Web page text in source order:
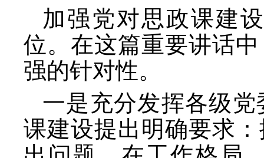
加强党对思政课建
位。在这篇重要讲话
强的针对性。
一是充分发挥各级
课建设提出明确要求